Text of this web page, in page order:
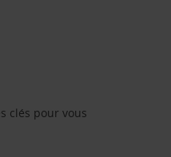
clés pour vous